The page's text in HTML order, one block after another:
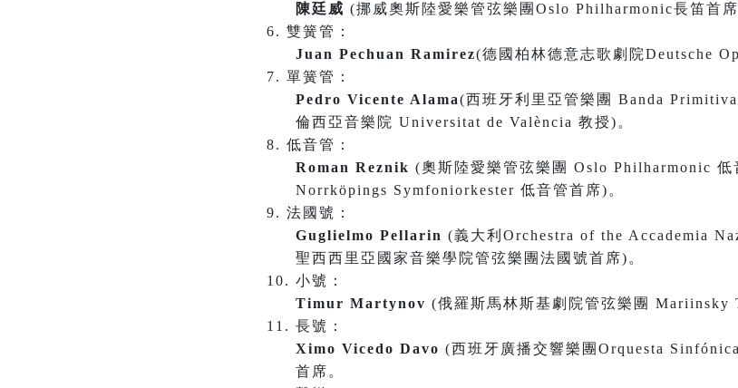
陳廷威 (挪威奧斯陸愛樂管弦樂團Oslo Philharmonic長笛首席
雙簧管：
Juan Pechuan Ramirez(德國柏林德意志歌劇院Deutsche
單簧管：
Pedro Vicente Alama(西班牙利里亞管樂團 Banda
倫西亞音樂院 Universitat de València 教授)。
低音管：
Roman Reznik (奧斯陸愛樂管弦樂團 Oslo Philharmonic 低
Norrköpings Symfoniorkester 低音管首席)。
法國號：
Guglielmo Pellarin (義大利Orchestra of the Accademia
聖西西里亞國家音樂學院管弦樂團法國號首席)。
小號：
Timur Martynov (俄羅斯馬林斯基劇院管弦樂團 Mariinsky
長號：
Ximo Vicedo Davo (西班牙廣播交響樂團Orquesta
首席。